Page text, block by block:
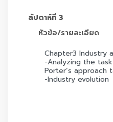
สัปดาห์ที่ 3
หัวข้อ/รายละเอียด